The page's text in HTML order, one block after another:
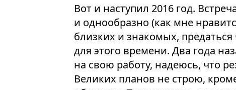
Вот и наступил 2016 год.
и однообразно (как мне
близких и знакомых,
для этого времени. Два года
на свою работу, надеюсь, что
Великих планов не строю,